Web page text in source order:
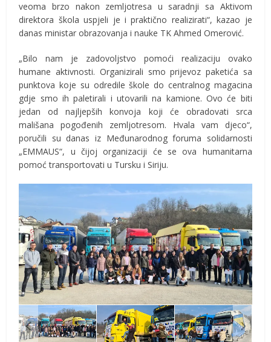
veoma brzo nakon zemljotresa u saradnji sa Aktivom
direktora škola uspjeli je i praktično realizirati“, kazao je
danas ministar obrazovanja i nauke TK Ahmed Omerović.
„Bilo nam je zadovoljstvo pomoći realizaciju ovako
humane aktivnosti. Organizirali smo prijevoz paketića sa
punktova koje su odredile škole do centralnog magacina
gdje smo ih paletirali i utovarili na kamione. Ovo će biti
jedan od najljepših konvoja koji će obradovati srca
mališana pogođenih zemljotresom. Hvala vam djeco“,
poručili su danas iz Međunarodnog foruma solidarnosti
„EMMAUS“, u čijoj organizaciji će se ova humanitarna
pomoć transportovati u Tursku i Siriju.